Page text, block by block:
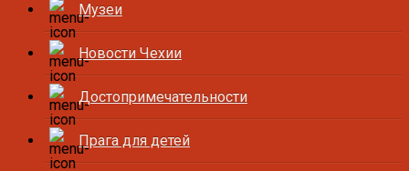
Музеи
Новости Чехии
Достопримечательности
Прага для детей